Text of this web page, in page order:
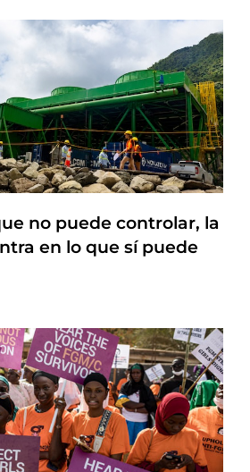
no puede controlar, la
en lo que sí puede